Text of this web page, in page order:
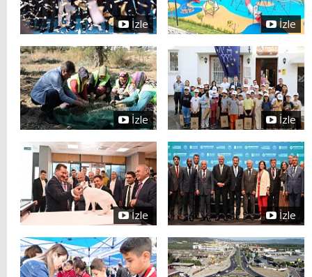
İzle İzle
İzle İzle
İzle İzle